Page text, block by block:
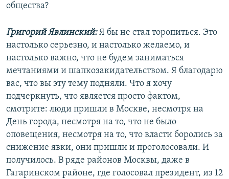
общества?
Григорий Явлинский:Я бы не стал торопиться. Это
настолько серьезно, и настолько желаемо, и
настолько важно, что не будем заниматься
мечтаниями и шапкозакидательством. Я благодарю
вас, что вы эту тему подняли. Что я хочу
подчеркнуть, что является просто фактом,
смотрите: люди пришли в Москве, несмотря на
День города, несмотря на то, что не было
оповещения, несмотря на то, что власти боролись за
снижение явки, они пришли и проголосовали. И
получилось. В ряде районов Москвы, даже в
Гагаринском районе, где голосовал президент, из 12